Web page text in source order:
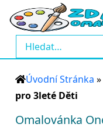
Úvodní Stránka »
pro 3leté Děti
Omalovánka